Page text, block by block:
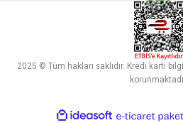
2025 © Tüm hakları saklıdır. Kredi kartı
ideasoft